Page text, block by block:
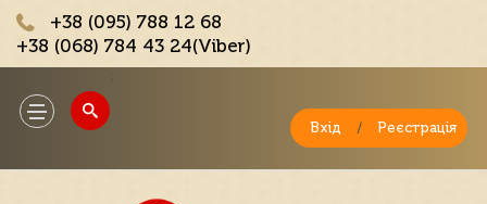
+38 (095) 788 12 68
+38 (068) 784 43 24(Viber)
Toggle
navigation
Вхід / Реєстрація